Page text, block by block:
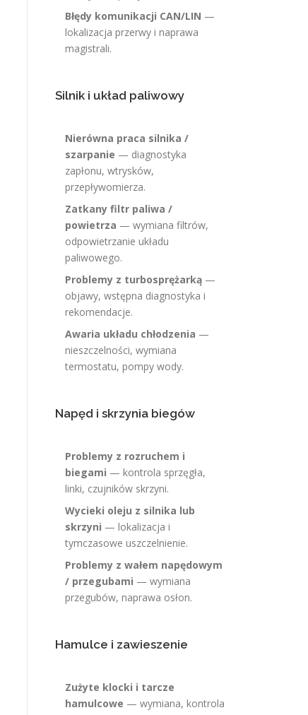
Błędy komunikacji CAN/LIN —
lokalizacja przerwy i naprawa
magistrali.
Silnik i układ paliwowy
Nierówna praca silnika /
szarpanie — diagnostyka
zapłonu, wtrysków,
przepływomierza.
Zatkany filtr paliwa /
powietrza — wymiana filtrów,
odpowietrzanie układu
paliwowego.
Problemy z turbosprężarką —
objawy, wstępna diagnostyka i
rekomendacje.
Awaria układu chłodzenia —
nieszczelności, wymiana
termostatu, pompy wody.
Napęd i skrzynia biegów
Problemy z rozruchem i
biegami — kontrola sprzęgła,
linki, czujników skrzyni.
Wycieki oleju z silnika lub
skrzyni — lokalizacja i
tymczasowe uszczelnienie.
Problemy z wałem napędowym
/ przegubami — wymiana
przegubów, naprawa osłon.
Hamulce i zawieszenie
Zużyte klocki i tarcze
hamulcowe — wymiana, kontrola